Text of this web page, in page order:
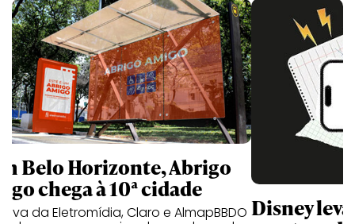
Belo Horizonte, Abrigo
chega à 10ª cidade
da Eletromídia, Claro e AlmapBBDO Disney